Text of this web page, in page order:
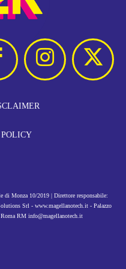
Monza 10/2019 | Direttore responsabile:
Srl - www.magellanotech.it - Palazzo
RM info@magellanotech.it